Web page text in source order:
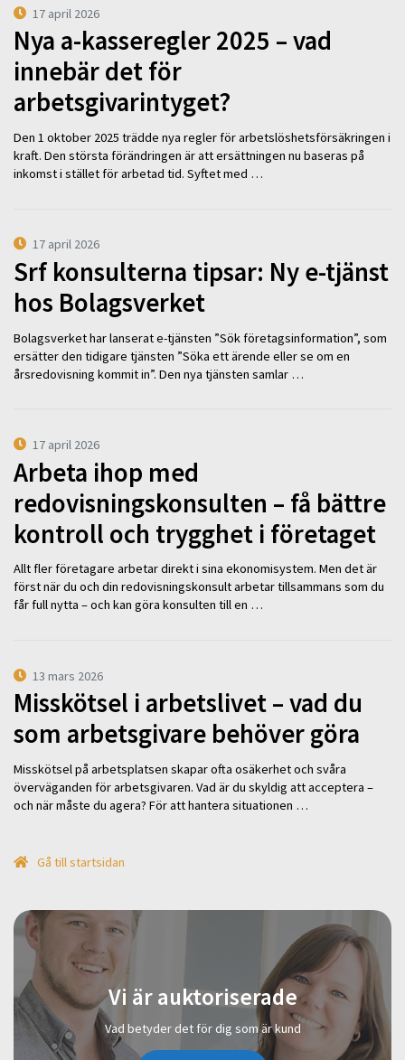
17 april 2026
Nya a-kasseregler 2025 – vad
innebär det för
arbetsgivarintyget?
Den 1 oktober 2025 trädde nya regler för arbetslöshetsförsäkringen i
kraft. Den största förändringen är att ersättningen nu baseras på
inkomst i stället för arbetad tid. Syftet med …
17 april 2026
Srf konsulterna tipsar: Ny e-tjänst
hos Bolagsverket
Bolagsverket har lanserat e-tjänsten ”Sök företagsinformation”, som
ersätter den tidigare tjänsten ”Söka ett ärende eller se om en
årsredovisning kommit in”. Den nya tjänsten samlar …
17 april 2026
Arbeta ihop med
redovisningskonsulten – få bättre
kontroll och trygghet i företaget
Allt fler företagare arbetar direkt i sina ekonomisystem. Men det är
först när du och din redovisningskonsult arbetar tillsammans som du
får full nytta – och kan göra konsulten till en …
13 mars 2026
Misskötsel i arbetslivet – vad du
som arbetsgivare behöver göra
Misskötsel på arbetsplatsen skapar ofta osäkerhet och svåra
överväganden för arbetsgivaren. Vad är du skyldig att acceptera –
och när måste du agera? För att hantera situationen …
Gå till startsidan
Vi är auktoriserade
Vad betyder det för dig som är kund